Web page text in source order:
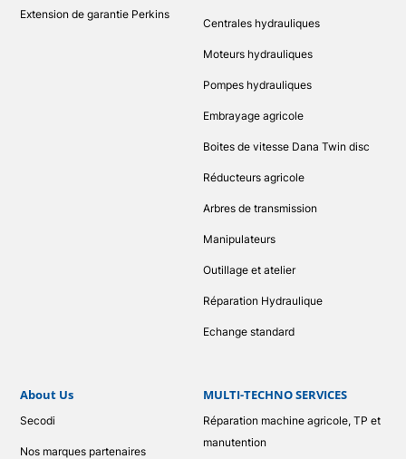
Extension de garantie Perkins
Centrales hydrauliques
Moteurs hydrauliques
Pompes hydrauliques
Embrayage agricole
Boites de vitesse Dana Twin disc
Réducteurs agricole
Arbres de transmission
Manipulateurs
Outillage et atelier
Réparation Hydraulique
Echange standard
About Us
Secodi
Nos marques partenaires
MULTI-TECHNO SERVICES
Réparation machine agricole, TP et
manutention